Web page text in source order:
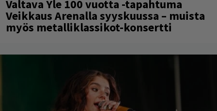
Valtava Yle 100 vuotta -tapahtuma
Veikkaus Arenalla syyskuussa – muista
myös metalliklassikot-konsertti